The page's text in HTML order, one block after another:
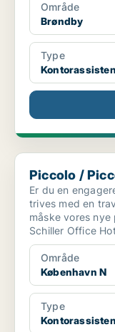
Område
Brøndby
Type
Piccolo / Piccoline i
Piccolo /
Er du en
trives med en
måske vores
Schiller Office
Område
København N
Type